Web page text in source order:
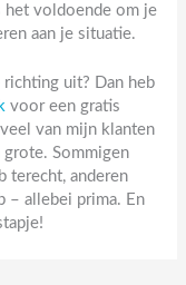
het voldoende om je
aan je situatie.
uit? Dan heb
voor een gratis
van mijn klanten
grote. Sommigen
terecht, anderen
– allebei prima. En